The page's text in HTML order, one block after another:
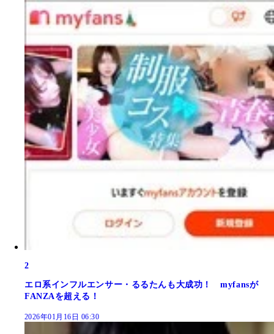
2
エロ系インフルエンサー・るるたんも大成功！ myfansが
FANZAを超える！
2026年01月16日 06:30